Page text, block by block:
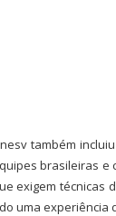
também
brasileiras e
exigem técnicas
uma experiência